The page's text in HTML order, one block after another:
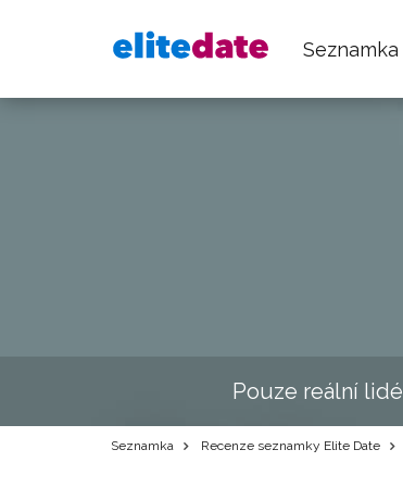
Seznamka
Pouze reální lidé
Seznamka Recenze seznamky Elite Date